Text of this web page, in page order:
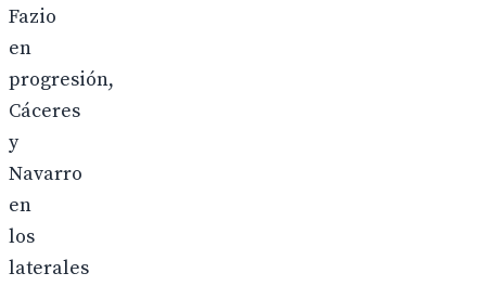
Fazio
en
progresión,
Cáceres
y
Navarro
en
los
laterales